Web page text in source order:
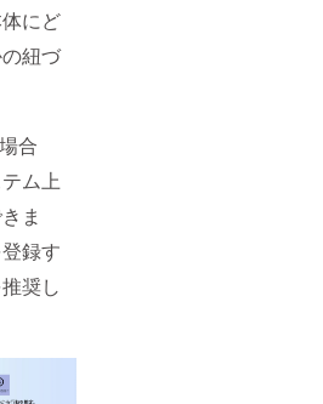
にど
紐づ
合
ム上
ま
録す
奨し